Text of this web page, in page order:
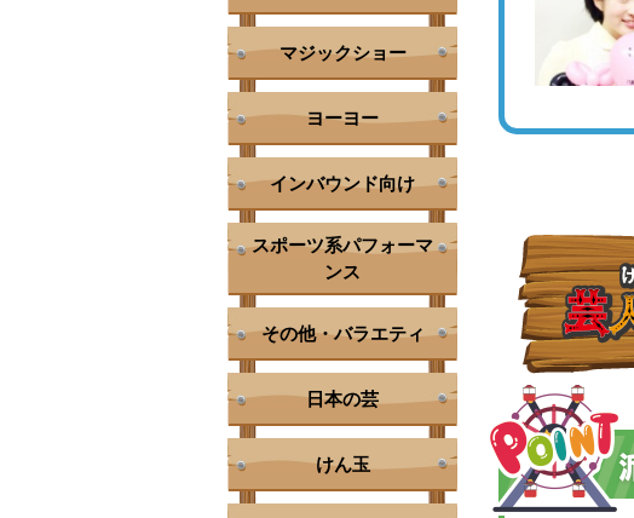
マジックショー
ヨーヨー
インバウンド向け
スポーツ系パフォーマ
ンス
その他・バラエティ
日本の芸
けん玉